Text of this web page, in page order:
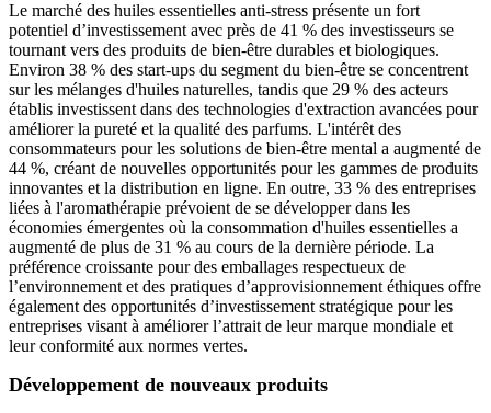
Le marché des huiles essentielles anti-stress présente un fort
potentiel d’investissement avec près de 41 % des investisseurs se
tournant vers des produits de bien-être durables et biologiques.
Environ 38 % des start-ups du segment du bien-être se concentrent
sur les mélanges d'huiles naturelles, tandis que 29 % des acteurs
établis investissent dans des technologies d'extraction avancées pour
améliorer la pureté et la qualité des parfums. L'intérêt des
consommateurs pour les solutions de bien-être mental a augmenté de
44 %, créant de nouvelles opportunités pour les gammes de produits
innovantes et la distribution en ligne. En outre, 33 % des entreprises
liées à l'aromathérapie prévoient de se développer dans les
économies émergentes où la consommation d'huiles essentielles a
augmenté de plus de 31 % au cours de la dernière période. La
préférence croissante pour des emballages respectueux de
l’environnement et des pratiques d’approvisionnement éthiques offre
également des opportunités d’investissement stratégique pour les
entreprises visant à améliorer l’attrait de leur marque mondiale et
leur conformité aux normes vertes.
Développement de nouveaux produits